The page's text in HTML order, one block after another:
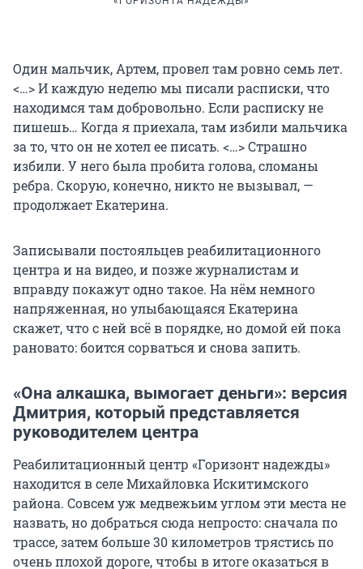
Один мальчик, Артем, провел там ровно семь лет.
<…> И каждую неделю мы писали расписки, что
находимся там добровольно. Если расписку не
пишешь… Когда я приехала, там избили мальчика
за то, что он не хотел ее писать. <…> Страшно
избили. У него была пробита голова, сломаны
ребра. Скорую, конечно, никто не вызывал, —
продолжает Екатерина.
Записывали постояльцев реабилитационного
центра и на видео, и позже журналистам и
вправду покажут одно такое. На нём немного
напряженная, но улыбающаяся Екатерина
скажет, что с ней всё в порядке, но домой ей пока
рановато: боится сорваться и снова запить.
«Она алкашка, вымогает деньги»: версия
Дмитрия, который представляется
руководителем центра
Реабилитационный центр «Горизонт надежды»
находится в селе Михайловка Искитимского
района. Совсем уж медвежьим углом эти места не
назвать, но добраться сюда непросто: сначала по
трассе, затем больше 30 километров трястись по
очень плохой дороге, чтобы в итоге оказаться в